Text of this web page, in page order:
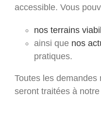
accessible. Vous
nos terrains
ainsi que nos
pratiques.
Toutes les
seront traitées à notre